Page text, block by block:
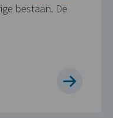
bestaan. De